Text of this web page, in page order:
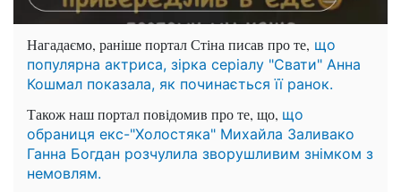
Нагадаємо, раніше портал Стіна писав про те, що
популярна актриса, зірка серіалу "Свати" Анна
Кошмал показала, як починається її ранок.
Також наш портал повідомив про те, що, що
обраниця екс-"Холостяка" Михайла Заливако
Ганна Богдан розчулила зворушливим знімком з
немовлям.